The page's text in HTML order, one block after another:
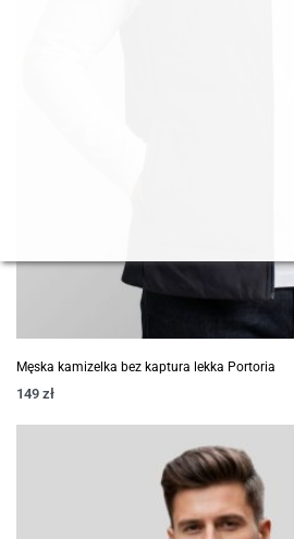
Męska kamizelka bez kaptura lekka Portoria
149 zł